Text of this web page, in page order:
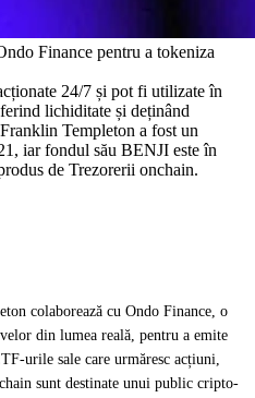
Finance pentru a tokeniza
24/7 și pot fi utilizate în
lichiditate și deținând
Templeton a fost un
iar fondul său BENJI este în
de Trezorerii onchain.
colaborează cu Ondo Finance, o
din lumea reală, pentru a emite
urile sale care urmăresc acțiuni,
sunt destinate unui public cripto-